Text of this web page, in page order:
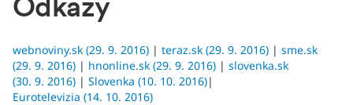
Odkazy
webnoviny.sk (29. 9. 2016) | teraz.sk (29. 9. 2016) | sme.sk
(29. 9. 2016) | hnonline.sk (29. 9. 2016) | slovenka.sk
(30. 9. 2016) | Slovenka (10. 10. 2016)|
Eurotelevizia (14. 10. 2016)